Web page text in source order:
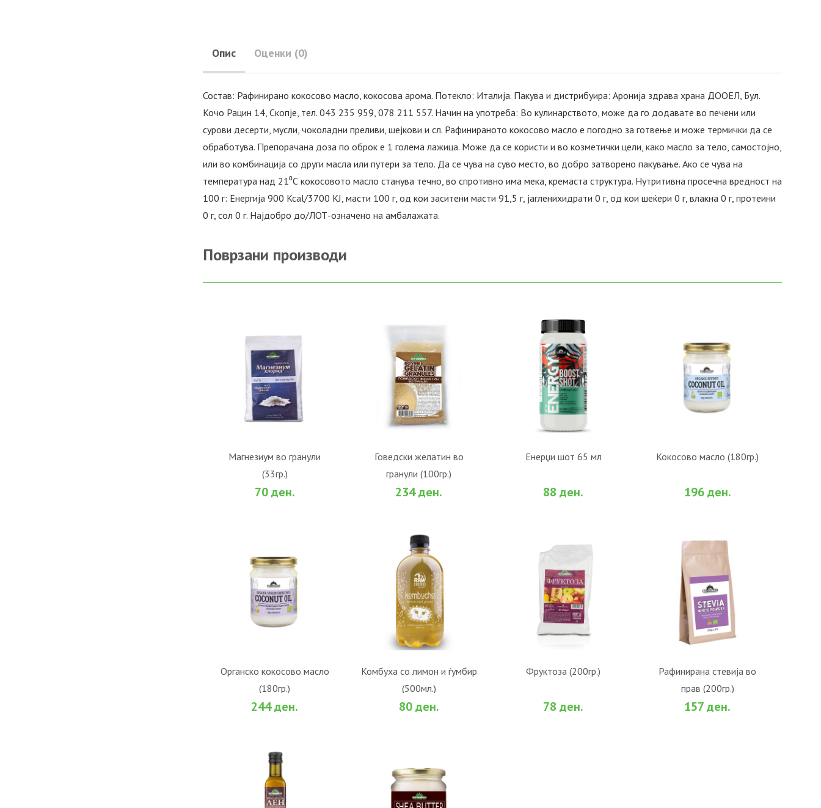
Опис Оценки (0)
Состав: Рафинирано кокосово масло, кокосова арома. Потекло: Италија. Пакува и дистрибуира: Аронија здрава храна ДООЕЛ, Бул.
Кочо Рацин 14, Скопје, тел. 043 235 959, 078 211 557. Начин на употреба: Во кулинарството, може да го додавате во печени или
сурови десерти, мусли, чоколадни преливи, шејкови и сл. Рафинираното кокосово масло е погодно за готвење и може термички да се
обработува. Препорачана доза по оброк е 1 голема лажица. Може да се користи и во козметички цели, како масло за тело, самостојно,
или во комбинација со други масла или путери за тело. Да се чува на суво место, во добро затворено пакување. Ако се чува на
температура над 21⁰С кокосовото масло станува течно, во спротивно има мека, кремаста структура. Нутритивна просечна вредност на
100 г: Енергија 900 Kcal/3700 KJ, масти 100 г, од кои заситени масти 91,5 г, јагленихидрати 0 г, од кои шеќери 0 г, влакна 0 г, протеини
0 г, сол 0 г. Најдобро до/ЛОТ-означено на амбалажата.
Поврзани производи
Магнезиум во гранули
(33гр.)
70 ден.
ВО КОШНИЧКА
Во желби За споредба
Говедски желатин во
гранули (100гр.)
234 ден.
ВО КОШНИЧКА
Во желби За споредба
Енерџи шот 65 мл
88 ден.
ВО КОШНИЧКА Кокосово масло (180гр.)
196 ден.
ВО КОШНИЧКА
Органско кокосово масло
(180гр.)
244 ден.
ВО КОШНИЧКА
Во желби За споредба
Комбуха со лимон и ѓумбир
(500мл.)
80 ден.
ВО КОШНИЧКА
Во желби За споредба
Фруктоза (200гр.)
78 ден.
ВО КОШНИЧКА
Рафинирана стевија во
прав (200гр.)
157 ден.
ВО КОШНИЧКА
Во желби За споредба